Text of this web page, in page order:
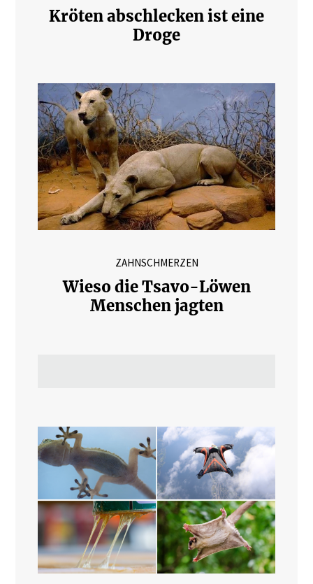
Kröten abschlecken ist eine
Droge
ZAHNSCHMERZEN
Wieso die Tsavo-Löwen
Menschen jagten